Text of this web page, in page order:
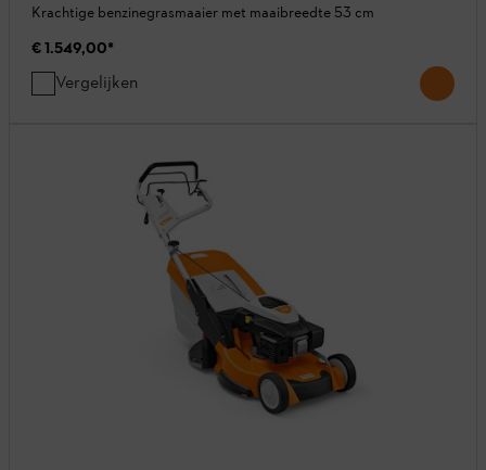
Krachtige benzinegrasmaaier met maaibreedte 53 cm
€ 1.549,00*
Vergelijken